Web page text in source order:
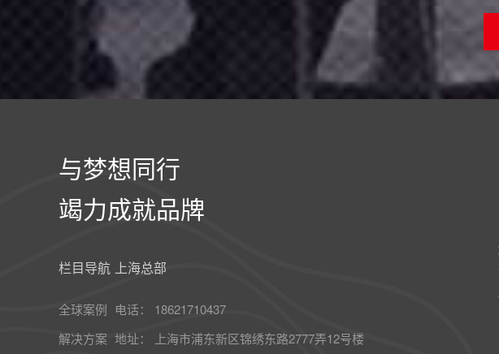
与梦想同行
竭力成就品牌
栏目导航
全球案例
解决方案
上海总部
电话： 18621710437
地址： 上海市浦东新区锦绣东路2777弄12号楼